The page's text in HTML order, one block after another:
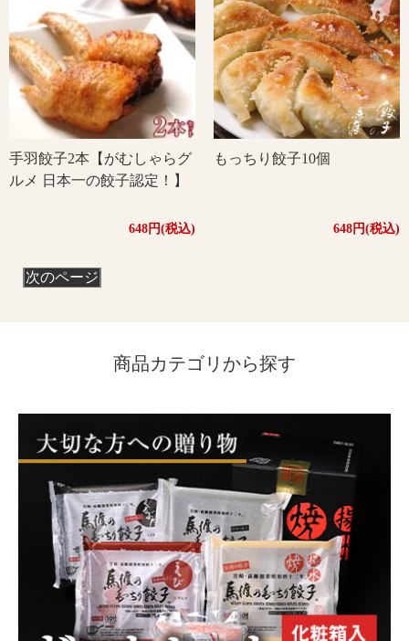
手羽餃子2本【がむしゃらグ
ルメ 日本一の餃子認定！】
648円(税込)
もっちり餃子10個
648円(税込)
次のページ
商品カテゴリから探す